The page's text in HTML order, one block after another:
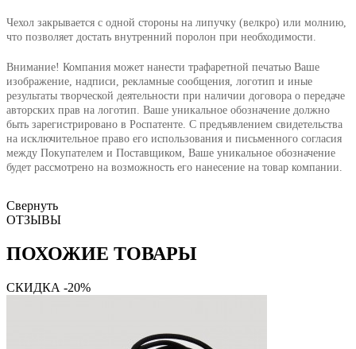
Чехол закрывается с одной стороны на липучку (велкро) или молнию,
что позволяет достать внутренний поролон при необходимости.
Внимание! Компания может нанести трафаретной печатью Ваше
изображение, надписи, рекламные сообщения, логотип и иные
результаты творческой деятельности при наличии договора о передаче
авторских прав на логотип. Ваше уникальное обозначение должно
быть зарегистрировано в Роспатенте. С предъявлением свидетельства
на исключительное право его использования и письменного согласия
между Покупателем и Поставщиком, Ваше уникальное обозначение
будет рассмотрено на возможность его нанесение на товар компании.
Свернуть
ОТЗЫВЫ
ПОХОЖИЕ ТОВАРЫ
СКИДКА -20%